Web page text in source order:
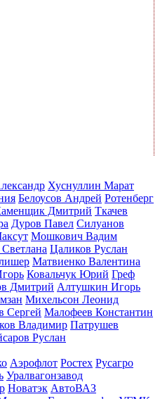
Хуснуллин Марат
Белоусов Андрей Ротенберг
Дмитрий Ткачев
Дуров Павел Силуанов
Мошкович Вадим
Цаликов Руслан
Матвиенко Валентина
Ковальчук Юрий Греф
Дмитрий Алтушкин Игорь
Михельсон Леонид
Сергей Малофеев Константин
Владимир Патрушев
Руслан
Аэрофлот Ростех Русагро
Уралвагонзавод
Новатэк АвтоВАЗ